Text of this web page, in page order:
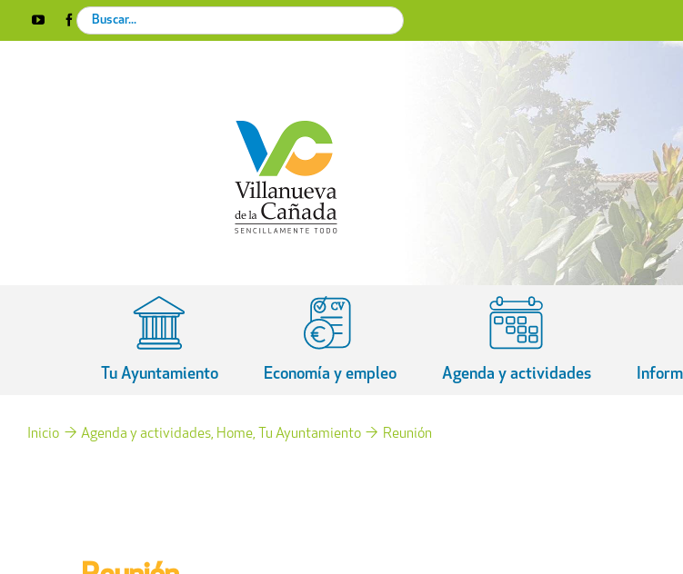
YouTubeFacebookInstagram
X
Search
for:
Tu Ayuntamiento Economía y empleo Agenda y actividades
Inicio Agenda y actividades Home Tu Ayuntamiento Reunión